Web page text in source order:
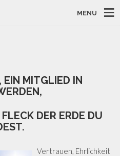
MENU
EIN MITGLIED IN
DER ERDE DU
Vertrauen, Ehrlichkeit